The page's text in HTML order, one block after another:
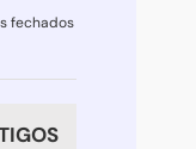
fechadosem